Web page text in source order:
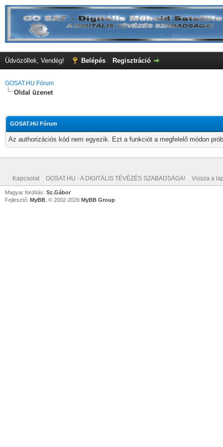
Üdvözöllek, Vendég! Belépés Regisztráció
GOSAT.HU Fórum
Oldal üzenet
GOSAT.HU Fórum
Az authorizációs kód nem egyezik. Ezt a funkciót a megfelelő módon
Kapcsolat GOSAT.HU - A DIGITÁLIS TÉVÉZÉS SZABADSÁGA! Vissza a
Magyar fordítás: Sz.Gábor
Fejlesztő: MyBB , © 2002-2026 MyBB Group